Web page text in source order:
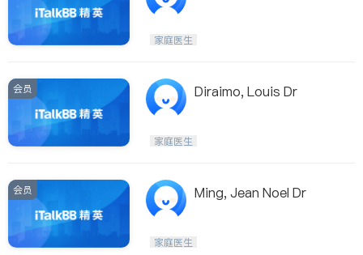
家庭医生
会员 Diraimo, Louis Dr
家庭医生
会员 Ming, Jean Noel Dr
家庭医生